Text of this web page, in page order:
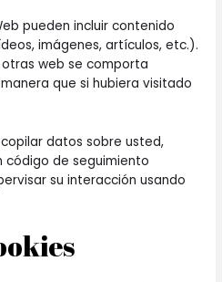
pueden incluir contenido
imágenes, artículos, etc.).
web se comporta
que si hubiera visitado
datos sobre usted,
código de seguimiento
su interacción usando